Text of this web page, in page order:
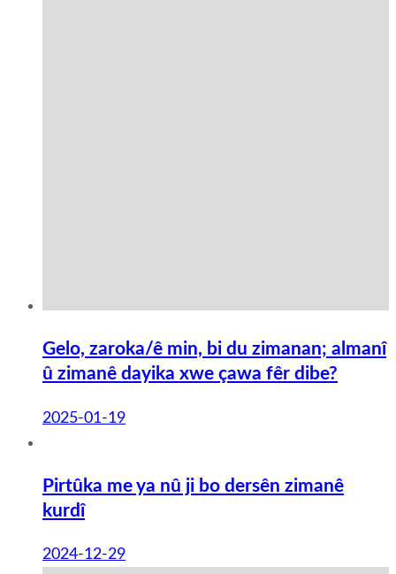
Gelo, zaroka/ê min, bi du zimanan; almanî
û zimanê dayika xwe çawa fêr dibe?
2025-01-19
Pirtûka me ya nû ji bo dersên zimanê
kurdî
2024-12-29